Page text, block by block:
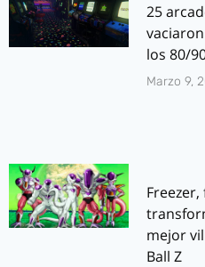
25
los 80/
Marzo 9,
mejor
Ball Z